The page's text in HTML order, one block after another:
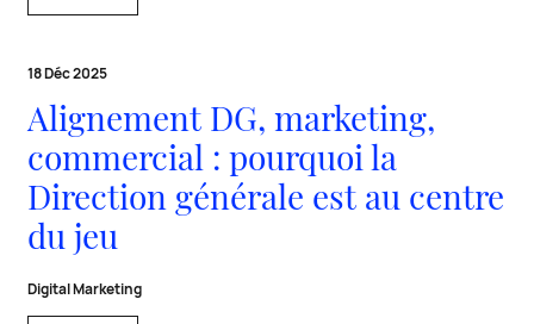
18 Déc 2025
Alignement DG, marketing,
commercial : pourquoi la
Direction générale est au centre
du jeu
Digital Marketing